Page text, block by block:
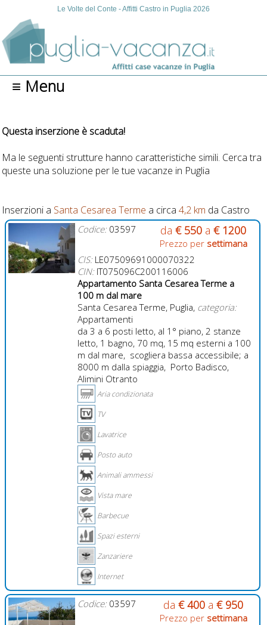
Le Volte del Conte - Affitti Castro in Puglia 2026
≡ Menu
Questa inserzione è scaduta!
Ma le seguenti strutture hanno caratteristiche simili. Cerca tra
queste una soluzione per le tue vacanze in Puglia
Inserzioni a Santa Cesarea Terme a circa 4,2 km da Castro
da€ 550 a€ 1200
Prezzo per settimana
Codice:03597
CIS:LE07509691000070322
CIN:IT075096C200116006
Appartamento Santa Cesarea Terme a
100 m dal mare
Santa Cesarea Terme, Puglia, categoria:
Appartamenti
da 3 a 6 posti letto, al 1° piano, 2 stanze
letto, 1 bagno, 70 mq, 15 mq esterni a 100
m dal mare, scogliera bassa accessibile; a
8000 m dalla spiaggia, Porto Badisco,
Alimini Otranto
Aria condizionata
TV
Lavatrice
Posto auto
Animali ammessi
Vista mare
Barbecue
Spazi esterni
Zanzariere
Internet
da€ 400 a€ 950
Prezzo per settimana
Codice:03597